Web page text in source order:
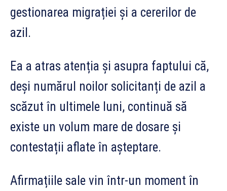
gestionarea migrației și a cererilor de
azil.
Ea a atras atenția și asupra faptului că,
deși numărul noilor solicitanți de azil a
scăzut în ultimele luni, continuă să
existe un volum mare de dosare și
contestații aflate în așteptare.
Afirmațiile sale vin într-un moment în